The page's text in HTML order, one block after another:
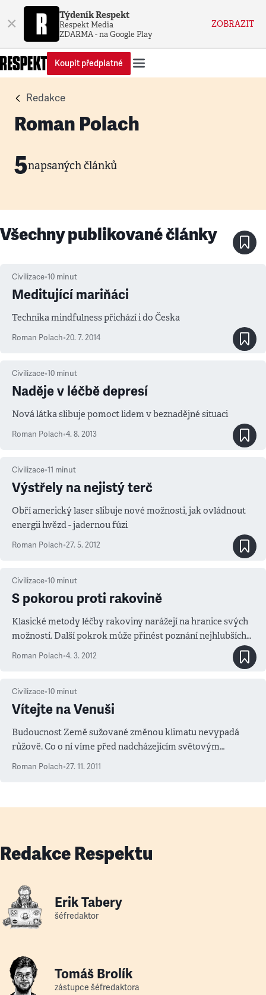
× Týdeník Respekt
Respekt Media
ZDARMA - na Google Play
ZOBRAZIT
Koupit předplatné
Redakce
Roman Polach
5napsaných článků
Všechny publikované články
Civilizace•10 minut
Meditující mariňáci
Technika mindfulness přichází i do Česka
Roman Polach•20. 7. 2014
Civilizace•10 minut
Naděje v léčbě depresí
Nová látka slibuje pomoct lidem v beznadějné situaci
Roman Polach•4. 8. 2013
Civilizace•11 minut
Výstřely na nejistý terč
Obří americký laser slibuje nové možnosti, jak ovládnout
energii hvězd - jadernou fúzi
Roman Polach•27. 5. 2012
Civilizace•10 minut
S pokorou proti rakovině
Klasické metody léčby rakoviny narážejí na hranice svých
možností. Další pokrok může přinést poznání nejhlubších
tajemství buňky
Roman Polach•4. 3. 2012
Civilizace•10 minut
Vítejte na Venuši
Budoucnost Země sužované změnou klimatu nevypadá
růžově. Co o ní víme před nadcházejícím světovým
summitem v Jižní Africe?
Roman Polach•27. 11. 2011
Redakce Respektu
Erik Tabery
šéfredaktor
Tomáš Brolík
zástupce šéfredaktora